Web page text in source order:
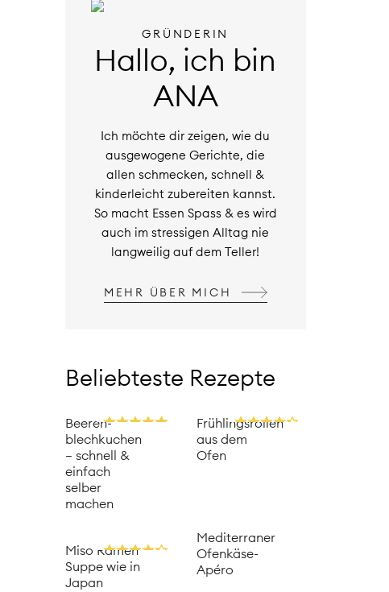
GRÜNDERIN
Hallo, ich bin
ANA
Ich möchte dir zeigen, wie du
ausgewogene Gerichte, die
allen schmecken, schnell &
kinderleicht zubereiten kannst.
So macht Essen Spass & es wird
auch im stressigen Alltag nie
langweilig auf dem Teller!
MEHR ÜBER MICH
Beliebteste Rezepte
Beeren­
blechkuchen
– schnell &
einfach
selber
machen
Frühlingsrollen
aus dem
Ofen
Miso Ramen
Suppe wie in
Japan
Mediterraner
Ofenkäse-
Apéro